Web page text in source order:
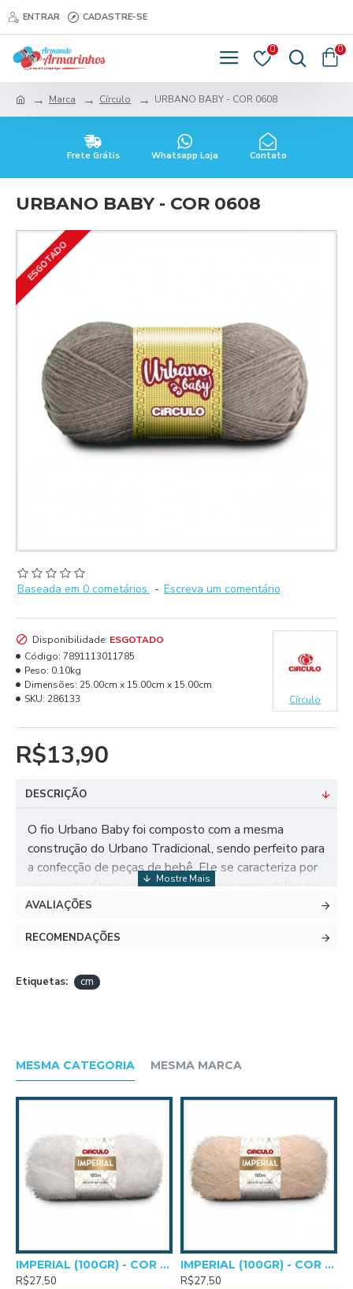
ENTRAR CADASTRE-SE
0 0
Marca Círculo URBANO BABY - COR 0608
Frete Grátis Whatsapp Loja Contato
URBANO BABY - COR 0608
ESGOTADO
Baseada em 0 cometários. - Escreva um comentário
R$13,90
Disponibilidade: ESGOTADO
Código: 7891113011785
Peso: 0.10kg
Dimensões: 25.00cm x 15.00cm x 15.00cm
SKU: 286133 Círculo
DESCRIÇÃO
O fio Urbano Baby foi composto com a mesma
construção do Urbano Tradicional, sendo perfeito para
a confecção de peças de bebê. Ele se caracteriza por
apresentar ótimo rendimento, possuir cores delicadas
e suaves em sua cartela, e apresentar um
espessura é mais delicada, ideal para o público
delicadeza para seu cotidiano.
TEX 344
Composição: 80% Acrílico e 20% Poliamida
Comprimento e Peso: 290m e 100g
Agulhas Para Crochê: 2,5mm a 4,0mm
Agulhas Para Tricô: 3,5mm a 5,0mm
AVALIAÇÕES
RECOMENDAÇÕES
Etiquetas: cm
MESMA CATEGORIA MESMA MARCA
IMPERIAL (100GR) - COR 0010
R$27,50
IMPERIAL (100GR) - COR 0205
R$27,50